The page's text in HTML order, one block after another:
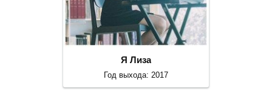
Я Лиза
Год выхода: 2017